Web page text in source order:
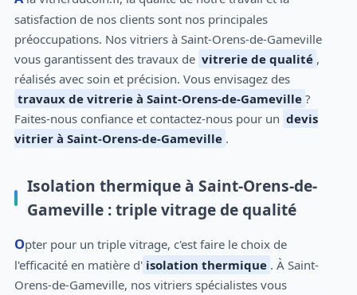
satisfaction de nos clients sont nos principales
préoccupations. Nos vitriers à Saint-Orens-de-Gameville
vous garantissent des travaux de vitrerie de qualité ,
réalisés avec soin et précision. Vous envisagez des
travaux de vitrerie à Saint-Orens-de-Gameville ?
Faites-nous confiance et contactez-nous pour un devis
vitrier à Saint-Orens-de-Gameville .
Isolation thermique à Saint-Orens-de-
Gameville : triple vitrage de qualité
Opter pour un triple vitrage, c'est faire le choix de
l'efficacité en matière d' isolation thermique . À Saint-
Orens-de-Gameville, nos vitriers spécialistes vous